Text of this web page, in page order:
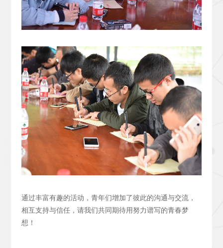
通过丰富有趣的活动，青年们增加了彼此的沟通与交流，
相互支持与信任，请我们共同期待用努力谱写的青春梦
想！